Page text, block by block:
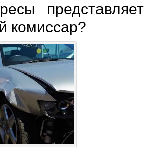
представляет
комиссар?